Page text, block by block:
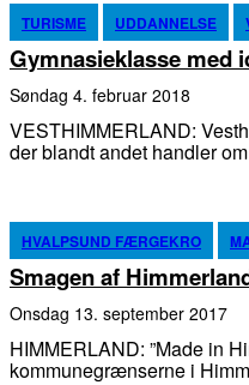
TURISME UDDANNELSE
Gymnasieklasse med
søndag 4. februar 2018
VESTHIMMERLAND:
der blandt andet handler
HVALPSUND FÆRGEKRO
Smagen af
onsdag 13. september 2017
HIMMERLAND: ”Made in
kommunegrænserne i